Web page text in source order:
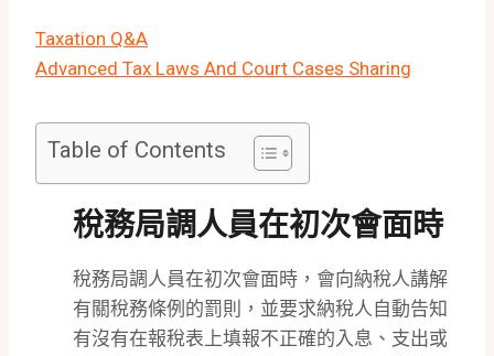
Taxation Q&A
Advanced Tax Laws And Court Cases Sharing
Table of Contents
稅務局調人員在初次會面時
稅務局調人員在初次會面時，會向納稅人講解
有關稅務條例的罰則，並要求納稅人自動告知
有沒有在報稅表上填報不正確的入息、支出或